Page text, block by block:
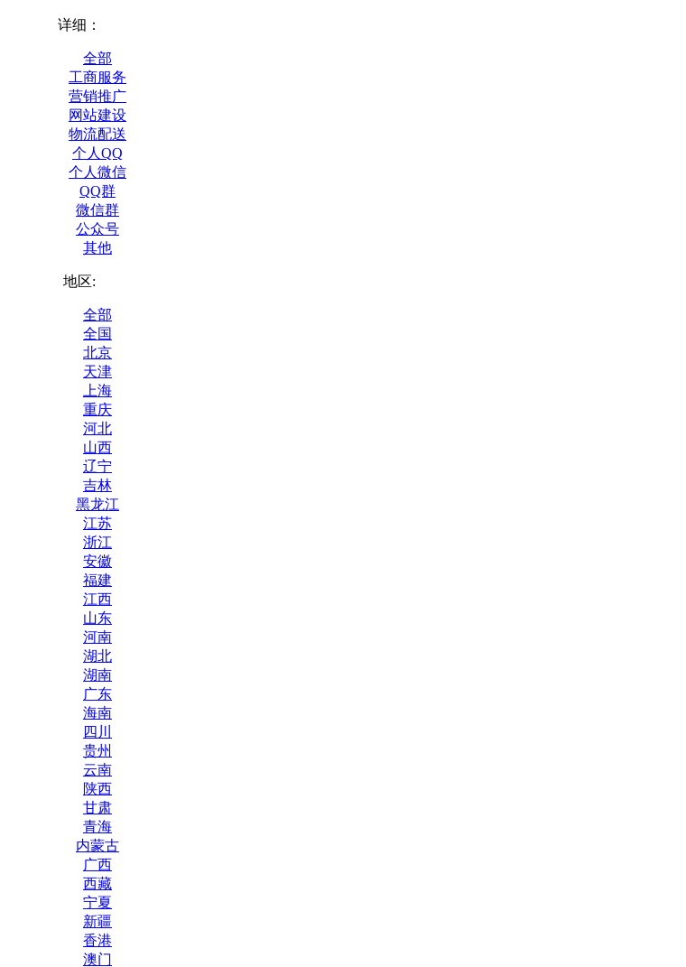
详细：
全部
工商服务
营销推广
网站建设
物流配送
个人QQ
个人微信
QQ群
微信群
公众号
其他
地区:
全部
全国
北京
天津
上海
重庆
河北
山西
辽宁
吉林
黑龙江
江苏
浙江
安徽
福建
江西
山东
河南
湖北
湖南
广东
海南
四川
贵州
云南
陕西
甘肃
青海
内蒙古
广西
西藏
宁夏
新疆
香港
澳门